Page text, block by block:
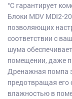
°C гарантирует
Блоки MDV MDI2-
позволяющих
соответствии с
шума
помещении, даже
Дренажная помпа
предотвращая
влажностью в